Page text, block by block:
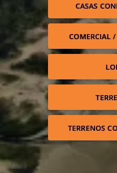
CASAS
COMERCIAL
TERRENOS